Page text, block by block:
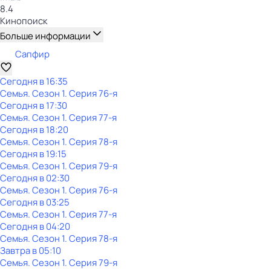
8.4
Кинопоиск
Больше информации
Сапфир
Сегодня в 16:35
Семья. Сезон 1. Серия 76-я
Сегодня в 17:30
Семья. Сезон 1. Серия 77-я
Сегодня в 18:20
Семья. Сезон 1. Серия 78-я
Сегодня в 19:15
Семья. Сезон 1. Серия 79-я
Сегодня в 02:30
Семья. Сезон 1. Серия 76-я
Сегодня в 03:25
Семья. Сезон 1. Серия 77-я
Сегодня в 04:20
Семья. Сезон 1. Серия 78-я
Завтра в 05:10
Семья. Сезон 1. Серия 79-я